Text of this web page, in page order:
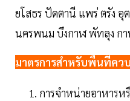
ยโสธร ปัดตานี แพร่ ตรัง
นครพนม บึงกาฬ พัทลุง ก
มาตรการสำหรับพื้นที่ค
การจำหน่ายอาหารห